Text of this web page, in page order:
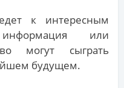
к интересным
или
могут сыграть
будущем.